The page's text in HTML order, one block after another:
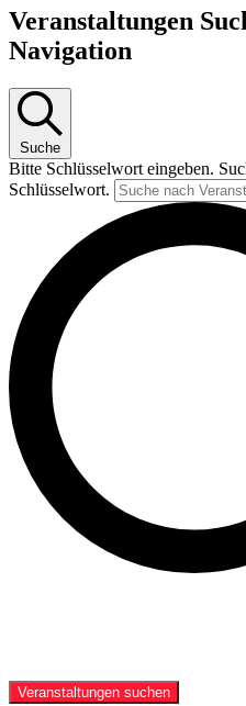
Veranstaltungen
Veranstaltungen
Navigation
Suche
Bitte Schlüsselwort eingeben.
Schlüsselwort.
Veranstaltungen suchen